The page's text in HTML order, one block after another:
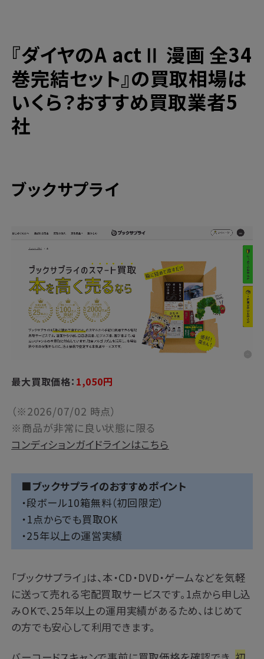
『ダイヤのA actⅡ 漫画 全34
巻完結セット』の買取相場は
いくら？おすすめ買取業者5
社
ブックサプライ
最大買取価格： 1,050円
（※2026/07/02 時点）
※商品が非常に良い状態に限る
コンディションガイドラインはこちら
■ブックサプライのおすすめポイント
・段ボール10箱無料（初回限定）
・1点からでも買取OK
・25年以上の運営実績
「ブックサプライ 」は、本・CD・DVD・ゲームなどを気軽
に送って売れる宅配買取サービスです。1点から申し込
みOKで、25年以上の運用実績があるため、はじめて
の方でも安心して利用できます。